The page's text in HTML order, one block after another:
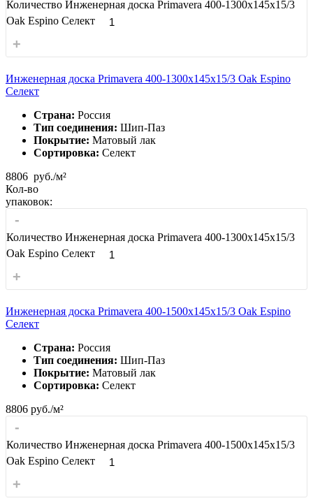
Количество Инженерная доска Primavera 400-1300х145х15/3
Oak Espino Селект
+
Инженерная доска Primavera 400-1300х145х15/3 Oak Espino
Селект
Страна: Россия
Тип соединения: Шип-Паз
Покрытие: Матовый лак
Сортировка: Селект
8806 руб./м²
Кол-во
упаковок:
-
Количество Инженерная доска Primavera 400-1300х145х15/3
Oak Espino Селект
+
Инженерная доска Primavera 400-1500х145х15/3 Oak Espino
Селект
Страна: Россия
Тип соединения: Шип-Паз
Покрытие: Матовый лак
Сортировка: Селект
8806 руб./м²
-
Количество Инженерная доска Primavera 400-1500х145х15/3
Oak Espino Селект
+